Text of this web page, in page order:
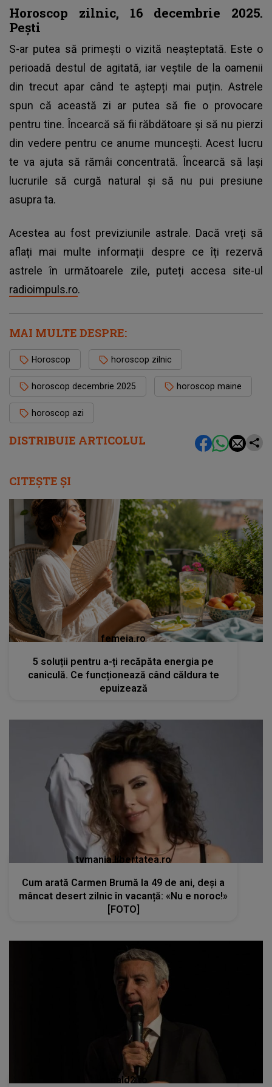
DISTRIBUIE ARTICOLUL
Horoscop zilnic, 16 decembrie 2025.
Pești
S-ar putea să primești o vizită neașteptată. Este o
perioadă destul de agitată, iar veștile de la oamenii
din trecut apar când te aștepți mai puțin. Astrele
spun că această zi ar putea să fie o provocare
pentru tine. Încearcă să fii răbdătoare și să nu pierzi
din vedere pentru ce anume muncești. Acest lucru
te va ajuta să rămâi concentrată. Încearcă să lași
lucrurile să curgă natural și să nu pui presiune
asupra ta.
Acestea au fost previziunile astrale. Dacă vreți să
aflați mai multe informații despre ce îți rezervă
astrele în următoarele zile, puteți accesa site-ul
radioimpuls.ro.
MAI MULTE DESPRE:
Horoscop horoscop zilnic
horoscop decembrie 2025 horoscop maine
horoscop azi
CITEȘTE ȘI
femeia.ro
5 soluții pentru a-ți recăpăta energia pe
caniculă. Ce funcționează când căldura te
epuizează
tvmania.libertatea.ro
Cum arată Carmen Brumă la 49 de ani, deși a
mâncat desert zilnic în vacanță: «Nu e noroc!»
[FOTO]
kanald2.ro